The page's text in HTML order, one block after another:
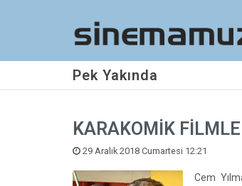
Pek Yakında
KARAKOMİK
29 Aralık 2018 Cumartesi 12:21
Cem